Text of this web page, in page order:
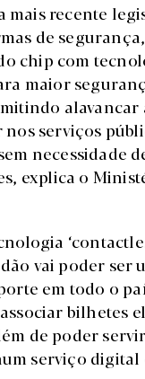
mais recente
de
chip com
maior
alavancar
serviços
necessidade
explica o
vai poder ser
em todo o
bilhetes
de poder
serviço digital